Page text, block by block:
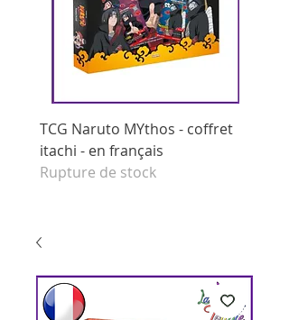
TCG Naruto MYthos - coffret
itachi - en français
Rupture de stock